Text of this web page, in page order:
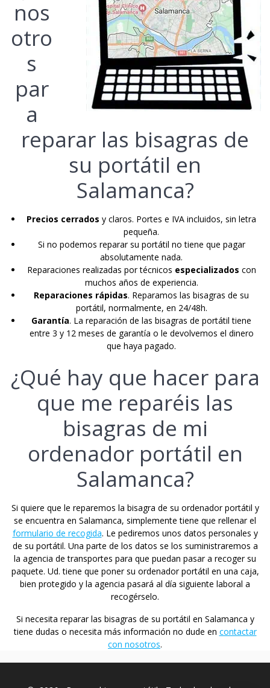
nos
otro
s
par
a
reparar las bisagras de
su portátil en
Salamanca?
Precios cerrados y claros. Portes e IVA incluidos, sin letra
pequeña.
Si no podemos reparar su portátil no tiene que pagar
absolutamente nada.
Reparaciones realizadas por técnicos especializados con
muchos años de experiencia.
Reparaciones rápidas. Reparamos las bisagras de su
portátil, normalmente, en 24/48h.
Garantía. La reparación de las bisagras de portátil tiene
entre 3 y 12 meses de garantía o le devolvemos el dinero
que haya pagado.
¿Qué hay que hacer para
que me reparéis las
bisagras de mi
ordenador portátil en
Salamanca?
Si quiere que le reparemos la bisagra de su ordenador portátil y
se encuentra en Salamanca, simplemente tiene que rellenar el
formulario de recogida. Le pediremos unos datos personales y
de su portátil. Una parte de los datos se los suministraremos a
la agencia de transportes para que puedan pasar a recoger su
paquete. Ud. tiene que poner su ordenador portátil en una caja,
bien protegido y la agencia pasará al día siguiente laboral a
recogérselo.
Si necesita reparar las bisagras de su portátil en Salamanca y
tiene dudas o necesita más información no dude en contactar
con nosotros.